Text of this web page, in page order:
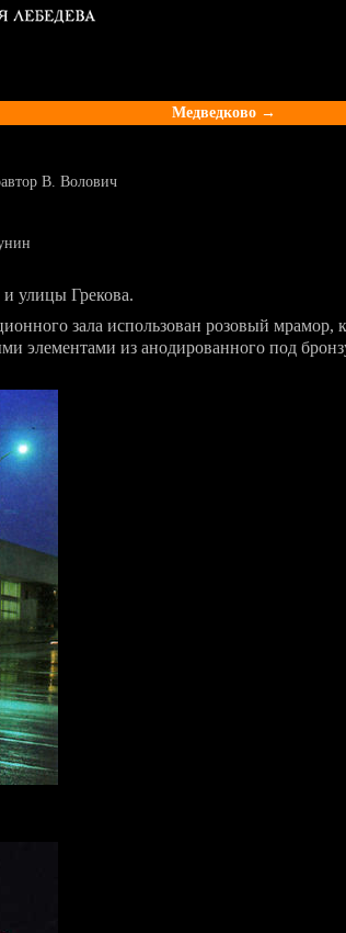
Медведково →
В. Волович
улицы Грекова.
зала использован розовый
элементами из анодированного под